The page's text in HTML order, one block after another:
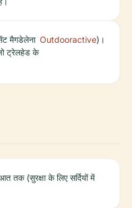
मैगडेलेना
ट्रेलहेड के
Outdooractive)।
तक (सुरक्षा के लिए सर्दियों में